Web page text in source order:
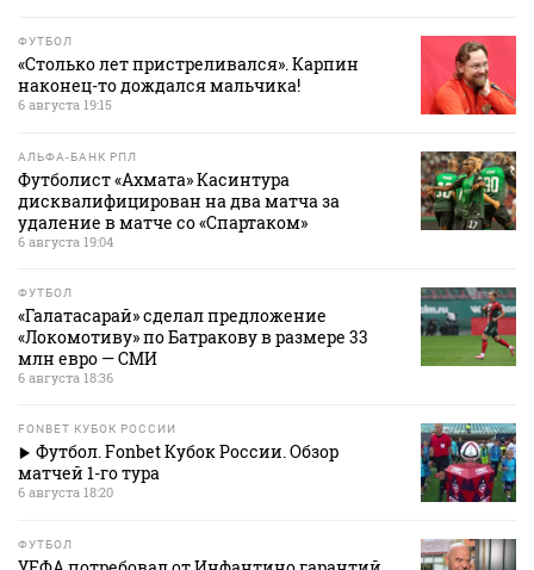
ФУТБОЛ
«Столько лет пристреливался». Карпин
наконец-то дождался мальчика!
6 августа 19:15
АЛЬФА-БАНК РПЛ
Футболист «Ахмата» Касинтура
дисквалифицирован на два матча за
удаление в матче со «Спартаком»
6 августа 19:04
ФУТБОЛ
«Галатасарай» сделал предложение
«Локомотиву» по Батракову в размере 33
млн евро — СМИ
6 августа 18:36
FONBET КУБОК РОССИИ
Футбол. Fonbet Кубок России. Обзор
матчей 1-го тура
6 августа 18:20
ФУТБОЛ